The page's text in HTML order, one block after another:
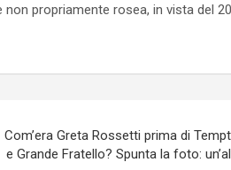
propriamente rosea, in vista del
Com’era Greta Rossetti prima di
e Grande Fratello? Spunta la foto: